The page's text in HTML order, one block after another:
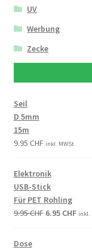
UV
Werbung
Zecke
Seil
D 5mm
15m
9.95 CHF inkl. MWSt.
Elektronik
USB-Stick
Für PET Rohling
9.95CHF 6.95 CHF inkl.
Dose